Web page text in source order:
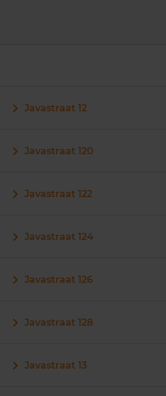
Javastraat 12
Javastraat 120
Javastraat 122
Javastraat 124
Javastraat 126
Javastraat 128
Javastraat 13